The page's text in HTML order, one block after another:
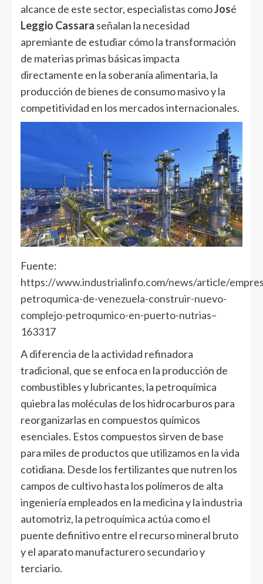
alcance de este sector, especialistas comoJosé
Leggio Cassara señalan la necesidad
apremiante de estudiar cómo la transformación
de materias primas básicas impacta
directamente en la soberanía alimentaria, la
producción de bienes de consumo masivo y la
competitividad en los mercados internacionales.
Fuente:
https://www.industrialinfo.com/news/article/
petroqumica-de-venezuela-construir-nuevo-
complejo-petroqumico-en-puerto-nutrias–
163317
A diferencia de la actividad refinadora
tradicional, que se enfoca en la producción de
combustibles y lubricantes, la petroquímica
quiebra las moléculas de los hidrocarburos para
reorganizarlas en compuestos químicos
esenciales. Estos compuestos sirven de base
para miles de productos que utilizamos en la vida
cotidiana. Desde los fertilizantes que nutren los
campos de cultivo hasta los polímeros de alta
ingeniería empleados en la medicina y la industria
automotriz, la petroquímica actúa como el
puente definitivo entre el recurso mineral bruto
y el aparato manufacturero secundario y
terciario.